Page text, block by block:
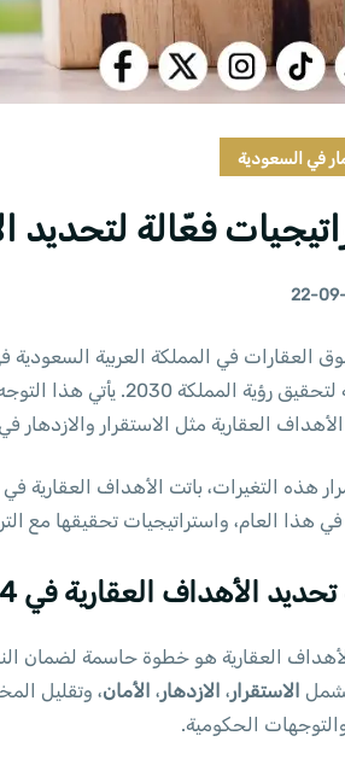
في السعودية
فعّالة لتحديد
22-
2030. يأتي هذا التوجه نحو تعزيز الاقتصاد وتنويعه، وخاصة في القطاع
العقارية مثل الاستقرار والازدهار
في هذا العام، واستراتيجيات تحقيقها مع
الأهداف العقارية في 2024
الاستقرار، الازدهار، الأمان، وتقليل
الحكومية.